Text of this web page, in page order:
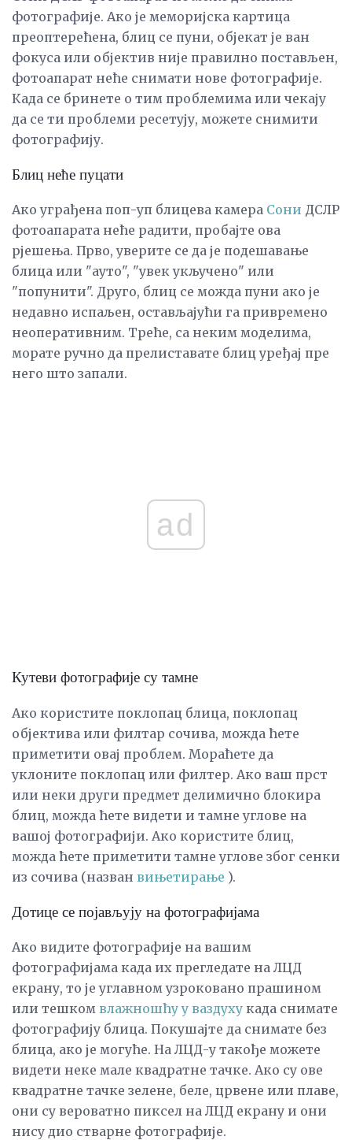
фотографије. Ако је меморијска картица
преоптерећена, блиц се пуни, објекат је ван
фокуса или објектив није правилно постављен,
фотоапарат неће снимати нове фотографије.
Када се бринете о тим проблемима или чекају
да се ти проблеми ресетују, можете снимити
фотографију.
Блиц неће пуцати
Ако уграђена поп-уп блицева камера Сони ДСЛР
фотоапарата неће радити, пробајте ова
рјешења. Прво, уверите се да је подешавање
блица или "ауто", "увек укључено" или
"попунити". Друго, блиц се можда пуни ако је
недавно испаљен, остављајући га привремено
неоперативним. Треће, са неким моделима,
морате ручно да прелиставате блиц уређај пре
него што запали.
ad
Кутеви фотографије су тамне
Ако користите поклопац блица, поклопац
објектива или филтар сочива, можда ћете
приметити овај проблем. Мораћете да
уклоните поклопац или филтер. Ако ваш прст
или неки други предмет делимично блокира
блиц, можда ћете видети и тамне углове на
вашој фотографији. Ако користите блиц,
можда ћете приметити тамне углове због сенки
из сочива (назван вињетирање ).
Дотице се појављују на фотографијама
Ако видите фотографије на вашим
фотографијама када их прегледате на ЛЦД
екрану, то је углавном узроковано прашином
или тешком влажношћу у ваздуху када снимате
фотографију блица. Покушајте да снимате без
блица, ако је могуће. На ЛЦД-у такође можете
видети неке мале квадратне тачке. Ако су ове
квадратне тачке зелене, беле, црвене или плаве,
они су вероватно пиксел на ЛЦД екрану и они
нису дио стварне фотографије.